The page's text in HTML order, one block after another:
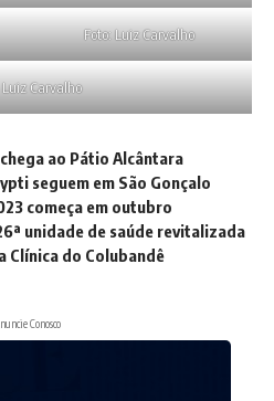
Foto: Luiz Carvalho
Luiz Carvalho
ao Pátio Alcântara
seguem em São Gonçalo
começa em outubro
unidade de saúde revitalizada
do Colubandê
Conosco